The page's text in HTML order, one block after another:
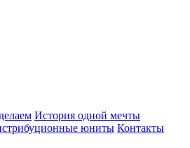
История одной мечты
юниты Контакты